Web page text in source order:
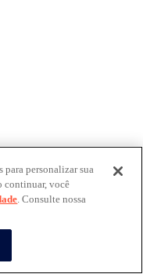
para personalizar sua
continuar, você
. Consulte nossa